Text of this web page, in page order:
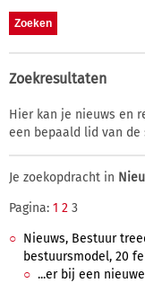
Zoekresultaten
Hier kan je nieuws en
een bepaald lid van de
Je zoekopdracht in
Pagina: 1 2 3
Nieuws, Bestuur
bestuursmodel, 20
...er bij een